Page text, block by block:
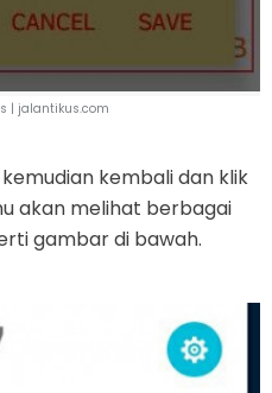
| jalantikus.com
kemudian kembali dan klik
akan melihat berbagai
gambar di bawah.